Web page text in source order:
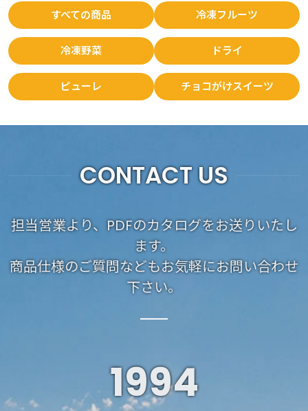
すべての商品 冷凍フルーツ
冷凍野菜 ドライ
ピューレ チョコがけスイーツ
CONTACT US
担当営業より、PDFのカタログをお送りいたし
ます。
商品仕様のご質問などもお気軽にお問い合わせ
下さい。
1994